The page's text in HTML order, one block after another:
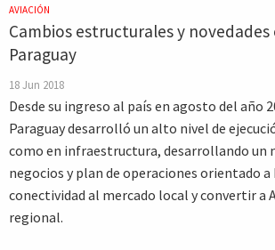
AVIACIÓN
Cambios estructurales y novedades
Paraguay
18 Jun 2018
Desde su ingreso al país en agosto del año
Paraguay desarrolló un alto nivel de
como en infraestructura, desarrollando un
negocios y plan de operaciones orientado
conectividad al mercado local y convertir a
regional.